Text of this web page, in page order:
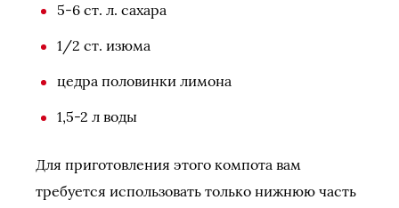
5-6 ст. л. сахара
1/2 ст. изюма
цедра половинки лимона
1,5-2 л воды
Для приготовления этого компота вам
требуется использовать только нижнюю часть